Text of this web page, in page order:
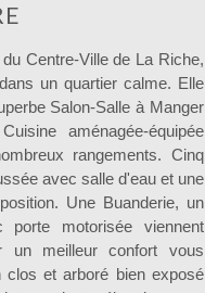
Centre-Ville de La Riche,
un quartier calme. Elle
Salon-Salle à Manger
aménagée-équipée
rangements. Cinq
avec salle d'eau et une
Une Buanderie, un
motorisée viennent
un meilleur confort vous
clos et arboré bien exposé